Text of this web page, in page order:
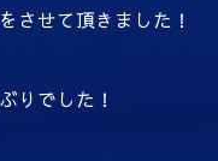
させて頂きました！
りでした！